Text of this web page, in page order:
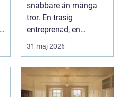
snabbare än många
tror. En trasig
entreprenad, en
obetald faktu...
31 maj 2026